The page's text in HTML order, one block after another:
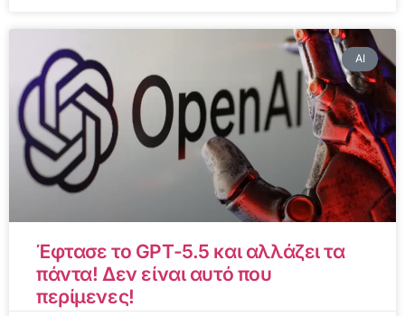
AI
Έφτασε το GPT-5.5 και αλλάζει τα
πάντα! Δεν είναι αυτό που
περίμενες!